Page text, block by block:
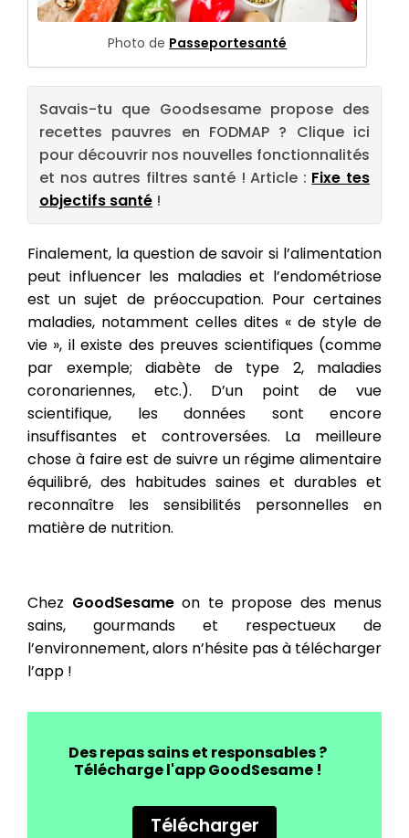
Photo de Passeportesanté
Savais-tu que Goodsesame propose des
recettes pauvres en FODMAP ? Clique ici
pour découvrir nos nouvelles fonctionnalités
et nos autres filtres santé ! Article : Fixe tes
objectifs santé !
Finalement, la question de savoir si l’alimentation
peut influencer les maladies et l’endométriose
est un sujet de préoccupation. Pour certaines
maladies, notamment celles dites « de style de
vie », il existe des preuves scientifiques (comme
par exemple; diabète de type 2, maladies
coronariennes, etc.). D’un point de vue
scientifique, les données sont encore
insuffisantes et controversées. La meilleure
chose à faire est de suivre un régime alimentaire
équilibré, des habitudes saines et durables et
reconnaître les sensibilités personnelles en
matière de nutrition.
Chez GoodSesameon te propose des menus
sains, gourmands et respectueux de
l’environnement, alors n’hésite pas à télécharger
l’app !
Des repas sains et responsables ?
Télécharge l'app GoodSesame !
Télécharger